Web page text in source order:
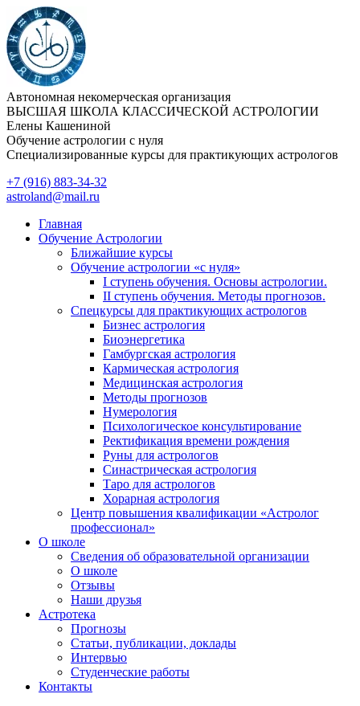
Перейти
к
содержимому
Автономная некомерческая организация
ВЫСШАЯ ШКОЛА КЛАССИЧЕСКОЙ АСТРОЛОГИИ
Елены Кашениной
Обучение астрологии с нуля
Специализированные курсы для практикующих астрологов
+7 (916) 883-34-32
astroland@mail.ru
Главная
Обучение Астрологии
Ближайшие курсы
Обучение астрологии «с нуля»
I ступень обучения. Основы астрологии.
II ступень обучения. Методы прогнозов.
Спецкурсы для практикующих астрологов
Бизнес астрология
Биоэнергетика
Гамбургская астрология
Кармическая астрология
Медицинская астрология
Методы прогнозов
Нумерология
Психологическое консультирование
Ректификация времени рождения
Руны для астрологов
Синастрическая астрология
Таро для астрологов
Хорарная астрология
Центр повышения квалификации «Астролог
профессионал»
О школе
Сведения об образовательной организации
О школе
Отзывы
Наши друзья
Астротека
Прогнозы
Статьи, публикации, доклады
Интервью
Студенческие работы
Контакты